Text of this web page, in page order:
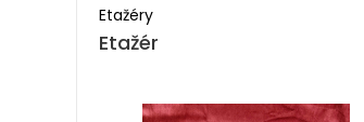
Etažéry
Etažér